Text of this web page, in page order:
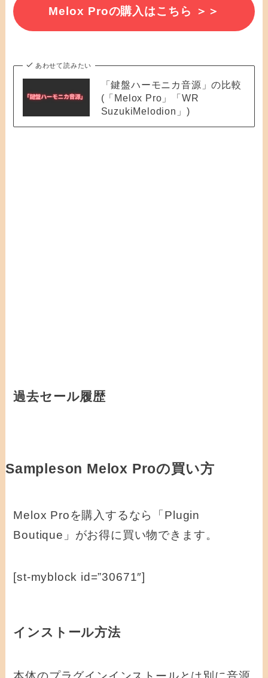
Melox Proの購入はこちら ＞＞
あわせて読みたい
「鍵盤ハーモニカ音源」の比較
(「Melox Pro」「WR
SuzukiMelodion」)
過去セール履歴
Sampleson Melox Proの買い方
Melox Proを購入するなら「Plugin
Boutique」がお得に買い物できます。
[st-myblock id=”30671″]
インストール方法